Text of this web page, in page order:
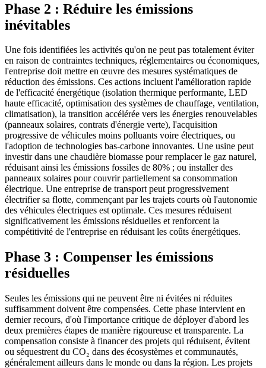
Phase 2 : Réduire les émissions
inévitables
Une fois identifiées les activités qu'on ne peut pas totalement éviter
en raison de contraintes techniques, réglementaires ou économiques,
l'entreprise doit mettre en œuvre des mesures systématiques de
réduction des émissions. Ces actions incluent l'amélioration rapide
de l'efficacité énergétique (isolation thermique performante, LED
haute efficacité, optimisation des systèmes de chauffage, ventilation,
climatisation), la transition accélérée vers les énergies renouvelables
(panneaux solaires, contrats d'énergie verte), l'acquisition
progressive de véhicules moins polluants voire électriques, ou
l'adoption de technologies bas-carbone innovantes. Une usine peut
investir dans une chaudière biomasse pour remplacer le gaz naturel,
réduisant ainsi les émissions fossiles de 80% ; ou installer des
panneaux solaires pour couvrir partiellement sa consommation
électrique. Une entreprise de transport peut progressivement
électrifier sa flotte, commençant par les trajets courts où l'autonomie
des véhicules électriques est optimale. Ces mesures réduisent
significativement les émissions résiduelles et renforcent la
compétitivité de l'entreprise en réduisant les coûts énergétiques.
Phase 3 : Compenser les émissions
résiduelles
Seules les émissions qui ne peuvent être ni évitées ni réduites
suffisamment doivent être compensées. Cette phase intervient en
dernier recours, d'où l'importance critique de déployer d'abord les
deux premières étapes de manière rigoureuse et transparente. La
compensation consiste à financer des projets qui réduisent, évitent
ou séquestrent du CO₂ dans des écosystèmes et communautés,
généralement ailleurs dans le monde ou dans la région. Les projets